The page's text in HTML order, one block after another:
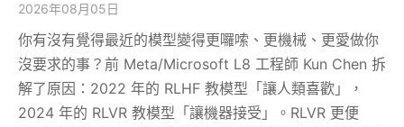
2026年08月05日
你有沒有覺得最近的模型變得更囉嗦、更機械、更愛做你
沒要求的事？前 Meta/Microsoft L8 工程師 Kun Chen 拆
解了原因：2022 年的 RLHF 教模型「讓人類喜歡」，
2024 年的 RLVR 教模型「讓機器接受」。RLVR 更便